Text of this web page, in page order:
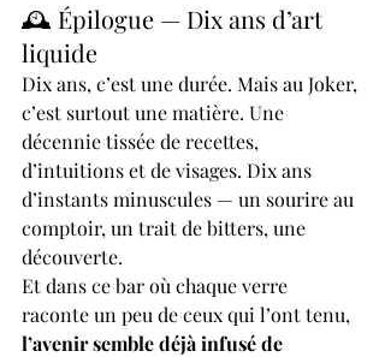
🕰️ Épilogue — Dix ans d’art
liquide
Dix ans, c’est une durée. Mais au Joker,
c’est surtout une matière. Une
décennie tissée de recettes,
d’intuitions et de visages. Dix ans
d’instants minuscules — un sourire au
comptoir, un trait de bitters, une
découverte.
Et dans ce bar où chaque verre
raconte un peu de ceux qui l’ont tenu,
l’avenir semble déjà infusé de